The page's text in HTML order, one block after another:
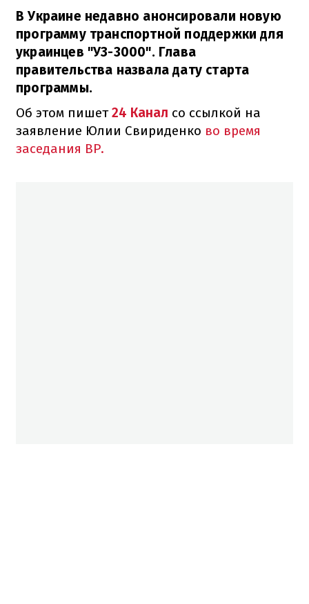
В Украине недавно анонсировали новую
программу транспортной поддержки для
украинцев "УЗ-3000". Глава
правительства назвала дату старта
программы.
Об этом пишет24 Канал со ссылкой на
заявление Юлии Свириденко во время
заседания ВР.